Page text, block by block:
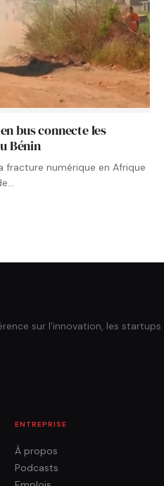
bus connecte les
Bénin
fracture numérique en Afrique
sur l'innovation, les startups
ENTREPRISE
À propos
Podcasts